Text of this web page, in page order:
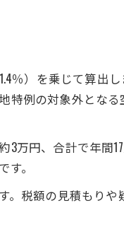
％）を乗じて算出
特例の対象外とな
万円、合計で年間
。
。税額の見積もり